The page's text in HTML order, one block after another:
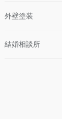
外壁塗装
結婚相談所